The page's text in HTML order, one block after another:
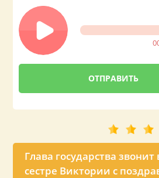
Глава государства
сестре Виктории с